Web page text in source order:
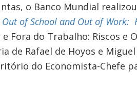
o Banco Mundial
Out of School and Out of Work:
Fora do Trabalho: Riscos e
de Rafael de Hoyos e
do Economista-Chefe